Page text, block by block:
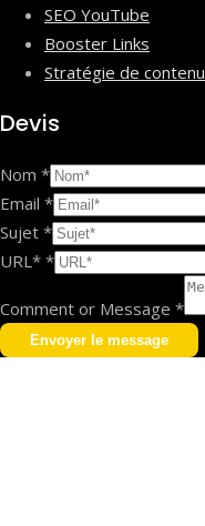
SEO YouTube
Booster Links
Stratégie de contenu
Devis
Nom *
Email *
Sujet *
URL* *
Comment or Message *
Envoyer le message